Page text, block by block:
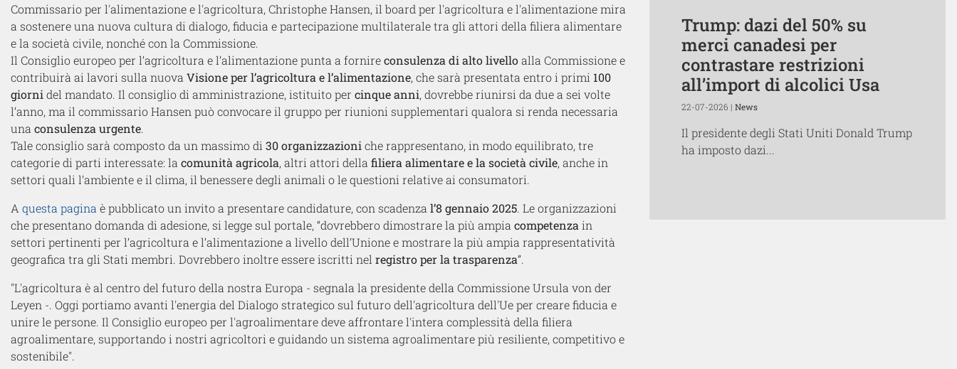
Commissario per l'alimentazione e l'agricoltura, Christophe Hansen, il board per l'agricoltura e l'alimentazione mira
a sostenere una nuova cultura di dialogo, fiducia e partecipazione multilaterale tra gli attori della filiera alimentare
e la società civile, nonché con la Commissione.
Il Consiglio europeo per l’agricoltura e l’alimentazione punta a fornireconsulenza di alto livelloalla Commissione e
contribuirà ai lavori sulla nuova Visione per l’agricoltura e l’alimentazione, che sarà presentata entro i primi 100
giorni del mandato. Il consiglio di amministrazione, istituito per cinque anni, dovrebbe riunirsi da due a sei volte
l’anno, ma il commissario Hansen può convocare il gruppo per riunioni supplementari qualora si renda necessaria
una consulenza urgente.
Tale consiglio sarà composto da un massimo di 30 organizzazioni che rappresentano, in modo equilibrato, tre
categorie di parti interessate: la comunità agricola, altri attori della filiera alimentare e la società civile, anche in
settori quali l’ambiente e il clima, il benessere degli animali o le questioni relative ai consumatori.
A questa pagina è pubblicato un invito a presentare candidature, con scadenza l’8 gennaio 2025. Le organizzazioni
che presentano domanda di adesione, si legge sul portale, “dovrebbero dimostrare la più ampia competenza in
settori pertinenti per l’agricoltura e l’alimentazione a livello dell’Unione e mostrare la più ampia rappresentatività
geografica tra gli Stati membri. Dovrebbero inoltre essere iscritti nel registro per la trasparenza”.
"L'agricoltura è al centro del futuro della nostra Europa - segnala la presidente della Commissione Ursula von der
Leyen -. Oggi portiamo avanti l'energia del Dialogo strategico sul futuro dell'agricoltura dell'Ue per creare fiducia e
unire le persone. Il Consiglio europeo per l'agroalimentare deve affrontare l'intera complessità della filiera
agroalimentare, supportando i nostri agricoltori e guidando un sistema agroalimentare più resiliente, competitivo e
sostenibile".
Trump: dazi del 50% su
merci canadesi per
contrastare restrizioni
all’import di alcolici Usa
22-07-2026 | News
Il presidente degli Stati Uniti Donald Trump
ha imposto dazi...